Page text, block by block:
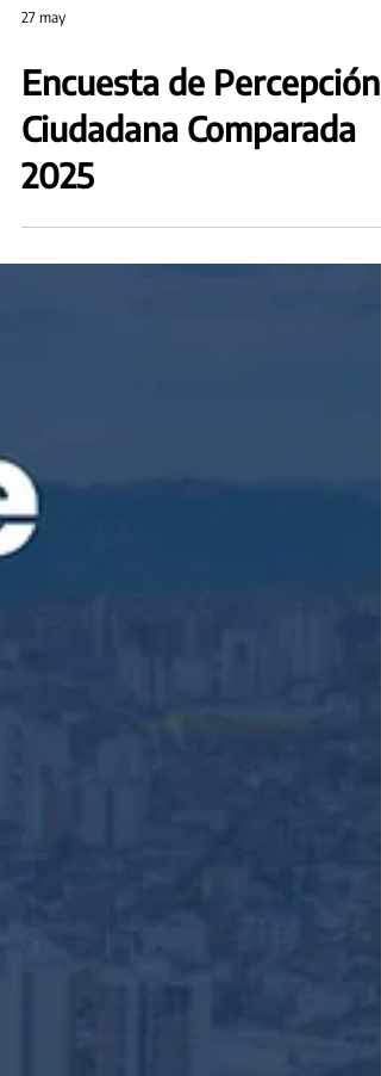
Encuesta de Percepción
Ciudadana Comparada
2025